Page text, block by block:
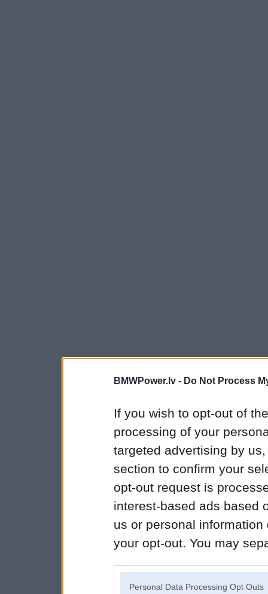
BMWPower.lv - Do Not Process
If you wish to opt-out of
processing of your
targeted advertising by
section to confirm your
opt-out request is
interest-based ads based
us or personal
your opt-out. You may
Personal Data Processing Opt Outs